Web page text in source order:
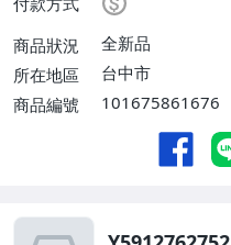
商品狀況
全新品
所在地區
台中市
商品編號
101675861676